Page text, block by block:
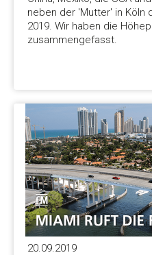
neben der 'Mutter' in Köln
2019. Wir haben die
zusammengefasst.
20.09.2019